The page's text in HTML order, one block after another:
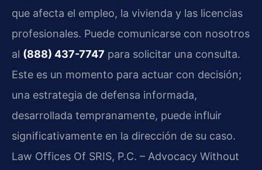
que afecta el empleo, la vivienda y las licencias
profesionales. Puede comunicarse con nosotros
al (888) 437-7747 para solicitar una consulta.
Este es un momento para actuar con decisión;
una estrategia de defensa informada,
desarrollada tempranamente, puede influir
significativamente en la dirección de su caso.
Law Offices Of SRIS, P.C. – Advocacy Without